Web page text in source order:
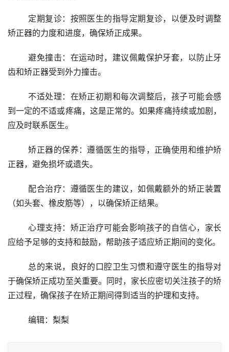
矫正器的力度和进度，确保矫正成果。
	避免撞击：在运动时，建议佩戴保护牙套，以防止牙
齿和矫正器受到外力撞击。
到一定的不适或疼痛，这是正常的。如果疼痛持续或加剧，
应及时联系医生。
	矫正器的保养：遵循医生的指导，正确使用和维护矫
正器，避免损坏或遗失。
（如头套、橡皮筋等），以确保矫正结果。
应给予足够的支持和鼓励，帮助孩子适应矫正期间的变化。
于确保矫正成功至关重要。同时，家长应密切关注孩子的矫
正过程，确保孩子在矫正期间得到适当的护理和支持。
	编辑：梨梨